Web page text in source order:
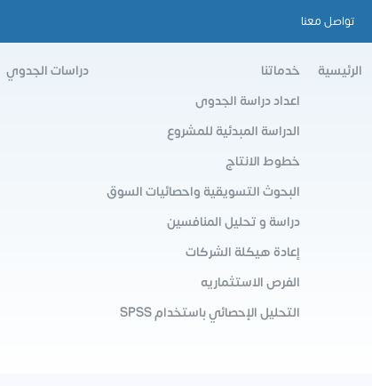
تواصل معنا
الرئيسية
خدماتنا
اعداد دراسة الجدوى
الدراسة المبدئية للمشروع
خطوط الانتاج
البحوث التسويقية واحصائيات السوق
دراسة و تحليل المنافسين
إعادة هيكلة الشركات
الفرص الاستثماريه
التحليل الإحصائي باستخدام SPSS
دراسات الجدوي